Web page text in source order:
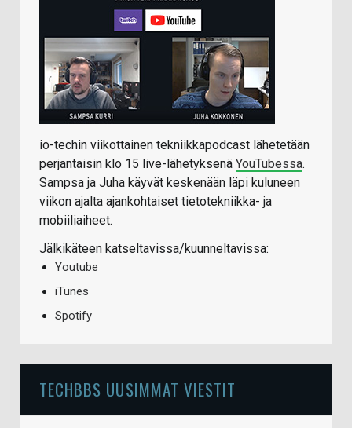
io-techin viikottainen tekniikkapodcast lähetetään
perjantaisin klo 15 live-lähetyksenä YouTubessa.
Sampsa ja Juha käyvät keskenään läpi kuluneen
viikon ajalta ajankohtaiset tietotekniikka- ja
mobiiliaiheet.
Jälkikäteen katseltavissa/kuunneltavissa:
Youtube
iTunes
Spotify
TECHBBS UUSIMMAT VIESTIT